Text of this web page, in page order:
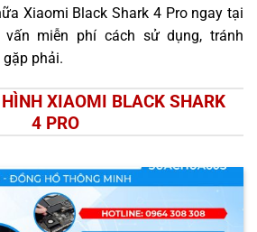
Xiaomi Black Shark 4 Pro ngay tại
miễn phí cách sử dụng, tránh
phải.
XIAOMI BLACK SHARK
4 PRO